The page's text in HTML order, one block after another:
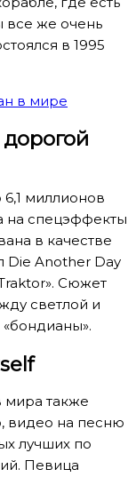
все же очень
в 1995
в мире
миллионов
на спецэффекты
в качестве
Die Another Day
Сюжет
светлой и
мира также
видео на песню
лучших по
Певица